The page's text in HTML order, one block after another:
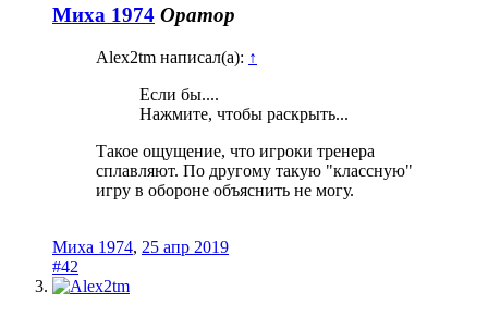
Миха 1974 Оратор
Alex2tm написал(а): ↑
Если бы....
Нажмите, чтобы раскрыть...
Такое ощущение, что игроки тренера
сплавляют. По другому такую "классную"
игру в обороне объяснить не могу.
Миха 1974, 25 апр 2019
#42